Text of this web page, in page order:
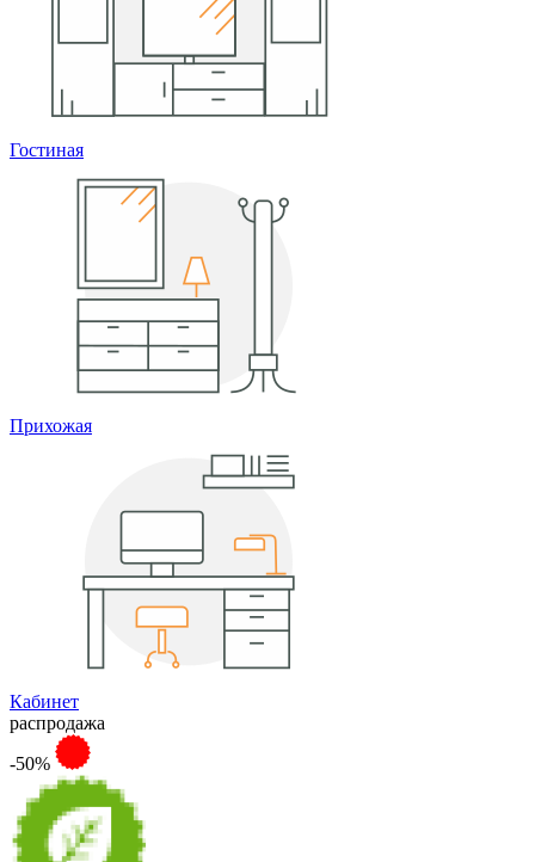
Гостиная
Прихожая
Кабинет
распродажа
-50%